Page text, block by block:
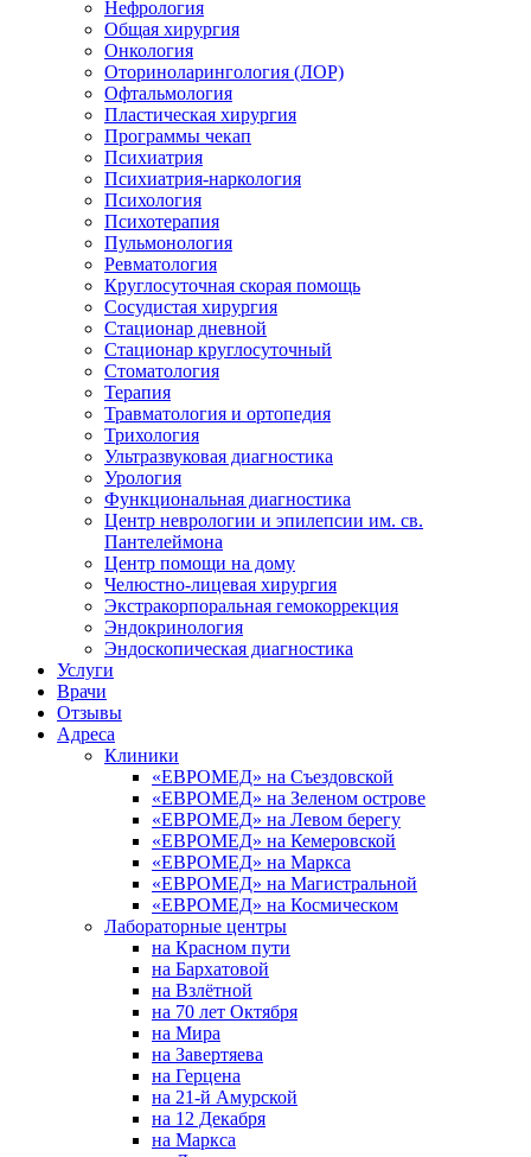
Нефрология
Общая хирургия
Онкология
Оториноларингология (ЛОР)
Офтальмология
Пластическая хирургия
Программы чекап
Психиатрия
Психиатрия-наркология
Психология
Психотерапия
Пульмонология
Ревматология
Круглосуточная скорая помощь
Сосудистая хирургия
Стационар дневной
Стационар круглосуточный
Стоматология
Терапия
Травматология и ортопедия
Трихология
Ультразвуковая диагностика
Урология
Функциональная диагностика
Центр неврологии и эпилепсии им. св.
Пантелеймона
Центр помощи на дому
Челюстно-лицевая хирургия
Экстракорпоральная гемокоррекция
Эндокринология
Эндоскопическая диагностика
Услуги
Врачи
Отзывы
Адреса
Клиники
«ЕВРОМЕД» на Съездовской
«ЕВРОМЕД» на Зеленом острове
«ЕВРОМЕД» на Левом берегу
«ЕВРОМЕД» на Кемеровской
«ЕВРОМЕД» на Маркса
«ЕВРОМЕД» на Магистральной
«ЕВРОМЕД» на Космическом
Лабораторные центры
на Красном пути
на Бархатовой
на Взлётной
на 70 лет Октября
на Мира
на Завертяева
на Герцена
на 21-й Амурской
на 12 Декабря
на Маркса